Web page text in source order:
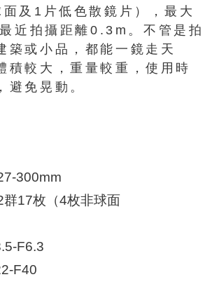
及1片低色散鏡片），最大
近拍攝距離0.3m。不管是拍
築或小品，都能一鏡走天
積較大，重量較重，使用時
避免晃動。
300mm
群17枚（4枚非球面
F6.3
F40